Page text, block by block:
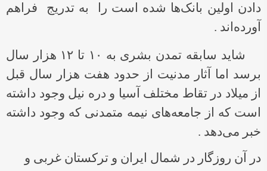
دادن اولین بانک‌ها شده است را به تدریج فراهم
آورده‌اند .
شاید سابقه تمدن بشری به ۱۰ تا ۱۲ هزار سال
برسد اما آثار مدنیت از حدود هفت هزار سال قبل
از میلاد در تقاط مختلف آسیا و دره نیل وجود داشته
است که از جامعه‌های نیمه متمدنی که وجود داشته
خبر می‌دهد .
در آن روزگار در شمال ایران و ترکستان غربی و